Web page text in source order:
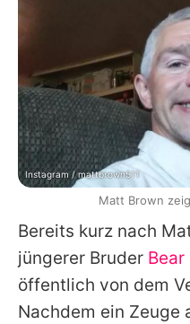
Bereits kurz nach
jüngerer Bruder Bear
öffentlich von dem
Nachdem ein Zeuge
Instagram / mattbrown511
Matt Brown